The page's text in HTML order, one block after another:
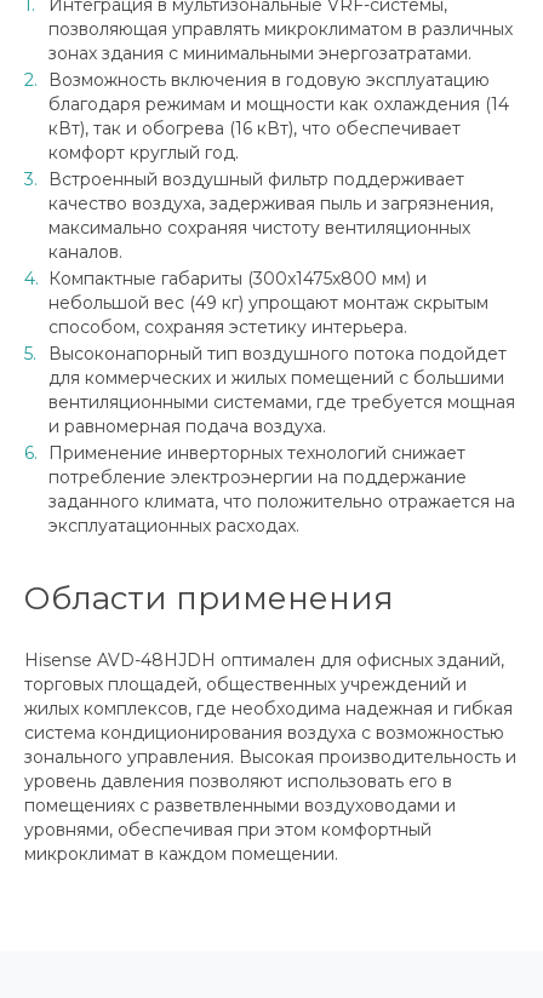
Интеграция в мультизональные VRF-системы,
позволяющая управлять микроклиматом в различных
зонах здания с минимальными энергозатратами.
Возможность включения в годовую эксплуатацию
благодаря режимам и мощности как охлаждения (14
кВт), так и обогрева (16 кВт), что обеспечивает
комфорт круглый год.
Встроенный воздушный фильтр поддерживает
качество воздуха, задерживая пыль и загрязнения,
максимально сохраняя чистоту вентиляционных
каналов.
Компактные габариты (300x1475x800 мм) и
небольшой вес (49 кг) упрощают монтаж скрытым
способом, сохраняя эстетику интерьера.
Высоконапорный тип воздушного потока подойдет
для коммерческих и жилых помещений с большими
вентиляционными системами, где требуется мощная
и равномерная подача воздуха.
Применение инверторных технологий снижает
потребление электроэнергии на поддержание
заданного климата, что положительно отражается на
эксплуатационных расходах.
Области применения
Hisense AVD-48HJDH оптимален для офисных зданий,
торговых площадей, общественных учреждений и
жилых комплексов, где необходима надежная и гибкая
система кондиционирования воздуха с возможностью
зонального управления. Высокая производительность и
уровень давления позволяют использовать его в
помещениях с разветвленными воздуховодами и
уровнями, обеспечивая при этом комфортный
микроклимат в каждом помещении.